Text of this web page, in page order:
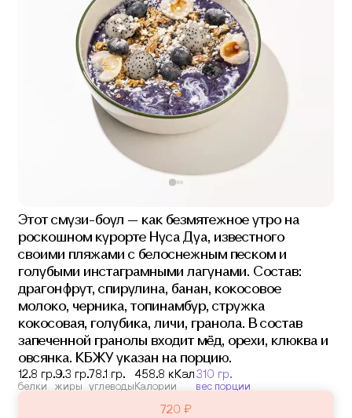
Этот смузи-боул — как безмятежное утро на
роскошном курорте Нуса Дуа, известного
своими пляжами с белоснежным песком и
голубыми инстаграмными лагунами. Состав:
драгонфрут, спирулина, банан, кокосовое
молоко, черника, топинамбур, стружка
кокосовая, голубика, личи, гранола. В состав
запеченной гранолы входит мёд, орехи, клюква и
овсянка. КБЖУ указан на порцию.
12.8 гр.
белки
9.3 гр.
жиры
78.1 гр.
углеводы
458.8 кКал
Калории
310 гр.
вес порции
720 ₽